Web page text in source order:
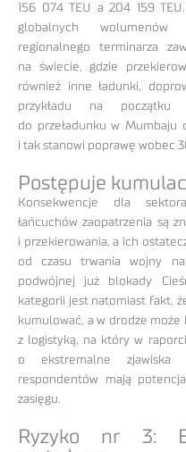
156 074 TEU a 204 159
globalnych
regionalnego terminarza
na świecie, gdzie
również inne ładunki,
przykładu na początku
do przeładunku w Mumbaju
i tak stanowi poprawę wobec
Postępuje
Konsekwencje dla
łańcuchów zaopatrzenia są
i przekierowania, a ich
od czasu trwania wojny
podwójnej już blokady
kategorii jest natomiast fakt,
kumulować, a w drodze
z logistyką, na który w
o ekstremalne zjawiska
respondentów mają
zasięgu.
Ryzyko nr 3: